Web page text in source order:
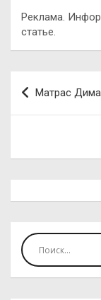
Реклама.
статье.
Навигация
по
Матрас